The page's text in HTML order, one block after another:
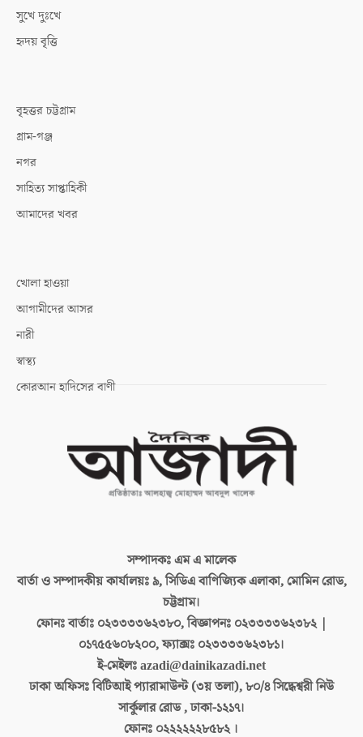
সুখে দুঃখে
হৃদয় বৃত্তি
বৃহত্তর চট্টগ্রাম
গ্রাম-গঞ্জ
নগর
সাহিত্য সাপ্তাহিকী
আমাদের খবর
খোলা হাওয়া
আগামীদের আসর
নারী
স্বাস্থ্য
কোরআন হাদিসের বাণী
সম্পাদকঃএম এ মালেক
বার্তা ও সম্পাদকীয় কার্যালয়ঃ৯, সিডিএ বাণিজ্যিক এলাকা, মোমিন রোড,
চট্টগ্রাম।
ফোনঃ বার্তাঃ ০২৩৩৩৩৬২৩৮০, বিজ্ঞাপনঃ ০২৩৩৩৩৬২৩৮২ |
০১৭৫৫৬০৮২০০, ফ্যাক্সঃ ০২৩৩৩৩৬২৩৮১।
ই-মেইলঃazadi@dainikazadi.net
ঢাকা অফিসঃবিটিআই প্যারামাউন্ট (৩য় তলা), ৮০/৪ সিদ্ধেশ্বরী নিউ
সার্কুলার রোড , ঢাকা-১২১৭।
ফোনঃ ০২২২২২২৮৫৮২ ।